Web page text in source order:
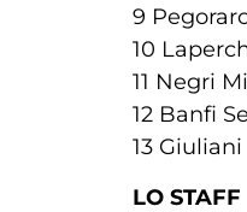
9
10
11 Negri
12 Banfi
13
LO STAFF